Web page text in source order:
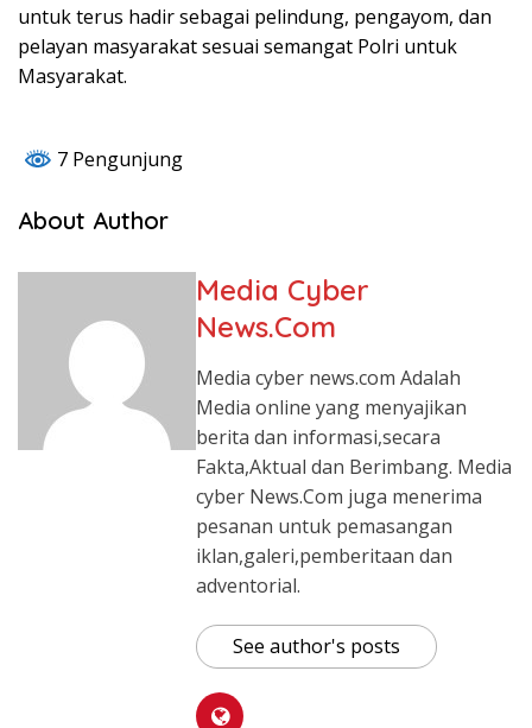
untuk terus hadir sebagai pelindung, pengayom, dan
pelayan masyarakat sesuai semangat Polri untuk
Masyarakat.
7 Pengunjung
About Author
Media Cyber
News.Com
Media cyber news.com Adalah
Media online yang menyajikan
berita dan informasi,secara
Fakta,Aktual dan Berimbang. Media
cyber News.Com juga menerima
pesanan untuk pemasangan
iklan,galeri,pemberitaan dan
adventorial.
See author's posts